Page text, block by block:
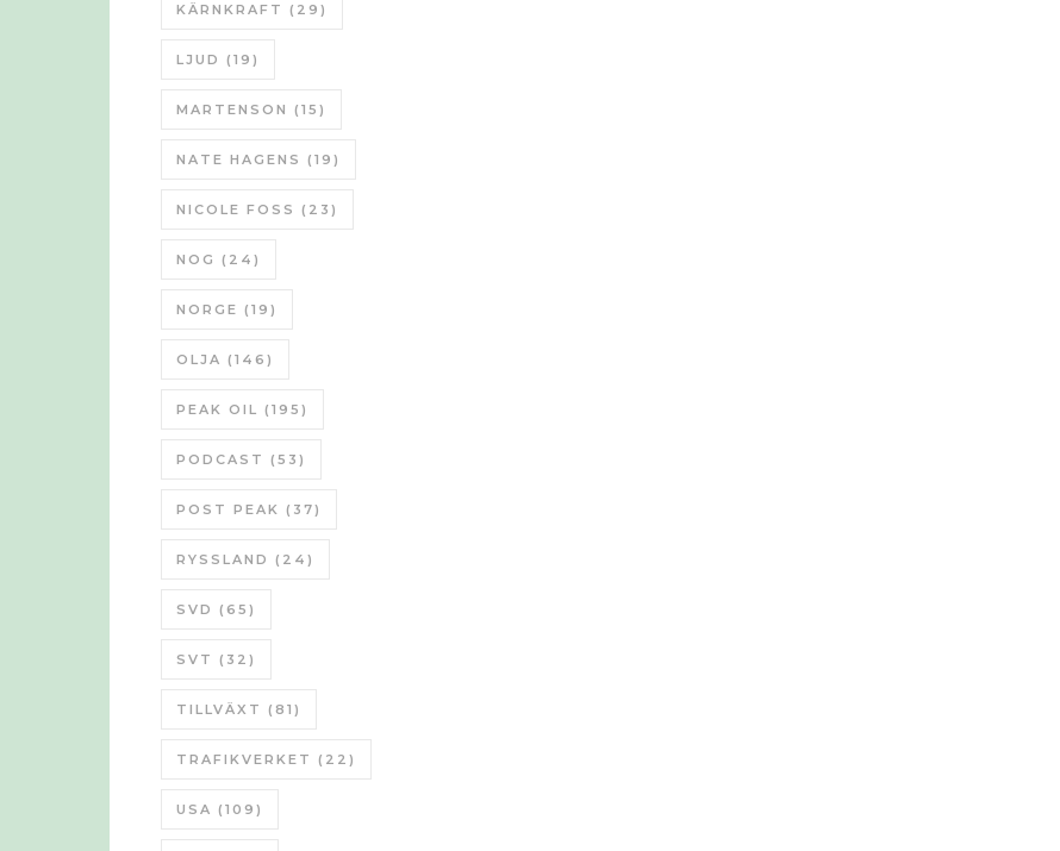
KÄRNKRAFT (29)
LJUD (19)
MARTENSON (15)
NATE HAGENS (19)
NICOLE FOSS (23)
NOG (24)
NORGE (19)
OLJA (146)
PEAK OIL (195)
PODCAST (53)
POST PEAK (37)
RYSSLAND (24)
SVD (65)
SVT (32)
TILLVÄXT (81)
TRAFIKVERKET (22)
USA (109)